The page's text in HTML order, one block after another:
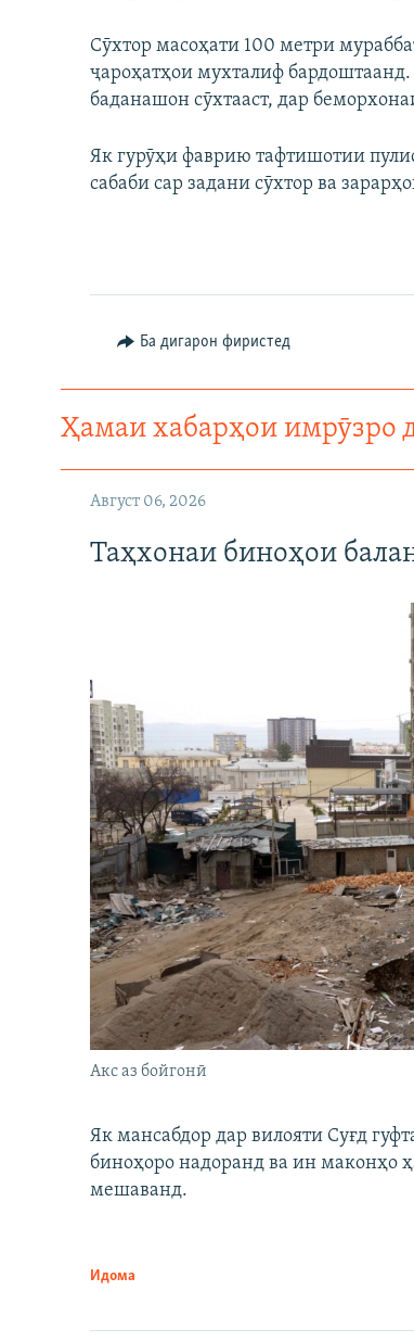
Сӯхтор масоҳати 100 метри
ҷароҳатҳои мухталиф
баданашон сӯхтааст, дар
Як гурӯҳи фаврию тафтишотии
сабаби сар задани сӯхтор ва
Ба дигарон фиристед
Ҳамаи хабарҳои имрӯзро
Август 06, 2026
Таҳхонаи биноҳои
Акс аз бойгонӣ
Як мансабдор дар вилояти Суғд
биноҳоро надоранд ва ин маконҳо
мешаванд.
Идома